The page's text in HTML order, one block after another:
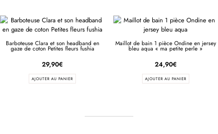
Barboteuse Clara et son headband en
gaze de coton Petites fleurs fushia
29,90€
AJOUTER AU PANIER
Maillot de bain 1 pièce Ondine en jersey
bleu aqua « ma petite perle »
24,90€
AJOUTER AU PANIER